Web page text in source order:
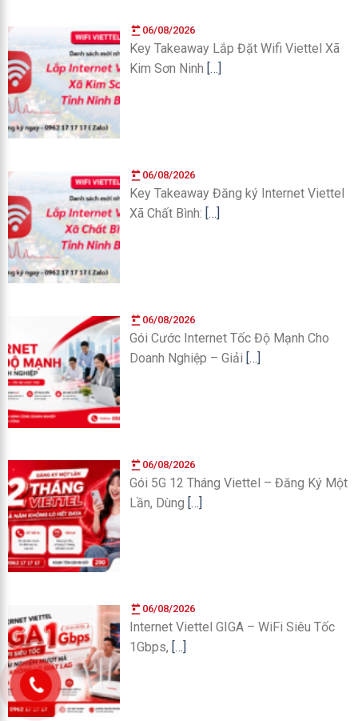
06/08/2026
Key Takeaway Lắp Đặt Wifi Viettel Xã
Kim Sơn Ninh […]
06/08/2026
Key Takeaway Đăng ký Internet Viettel
Xã Chất Bình: […]
06/08/2026
Gói Cước Internet Tốc Độ Mạnh Cho
Doanh Nghiệp – Giải […]
06/08/2026
Gói 5G 12 Tháng Viettel – Đăng Ký Một
Lần, Dùng […]
06/08/2026
Internet Viettel GIGA – WiFi Siêu Tốc
1Gbps, […]